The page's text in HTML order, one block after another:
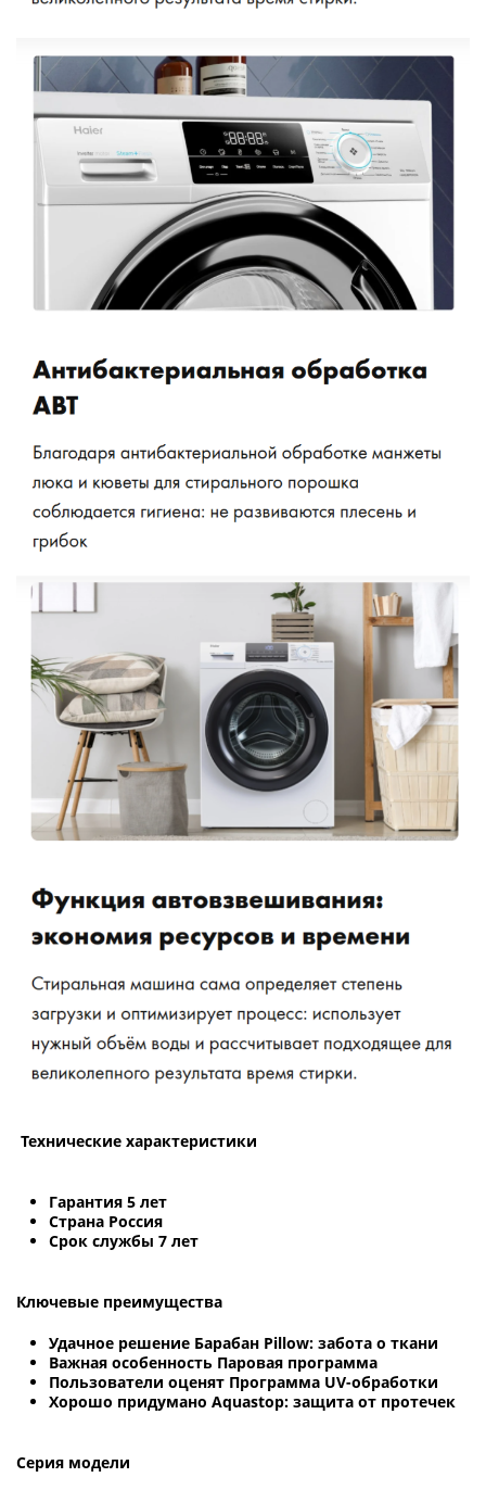
Технические характеристики
Гарантия 5 лет
Страна Россия
Срок службы 7 лет
Ключевые преимущества
Удачное решение Барабан Pillow: забота о ткани
Важная особенность Паровая программа
Пользователи оценят Программа UV-обработки
Хорошо придумано Aquastop: защита от протечек
Серия модели